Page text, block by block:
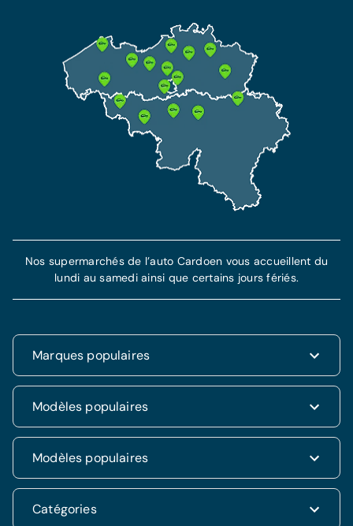
Marques populaires
Renault
Dacia
Volkswagen
Hyundai
Kia
Modèles populaires
Renault Clio
Fiat 500
Hyundai Tucson
Modèles populaires
Hyundai i20
Catégories
Nos supermarchés de l’auto Cardoen vous accueillent du
lundi au samedi ainsi que certains jours fériés.